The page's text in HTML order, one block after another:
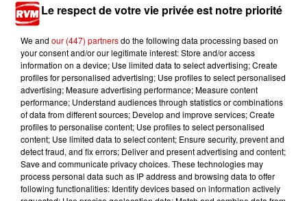
5 août 2026
Ardennes - 4 personnes transportées à l'hôpital
après une collision...
TITRES DIFFUSÉS
Le respect de votre vie privée est notre priorité
We and our (447) partnersdo the following data processing based on
your consent and/or our legitimate interest: Store and/or access
information on a device; Use limited data to select advertising; Create
profiles for personalised advertising; Use profiles to select personalised
advertising; Measure advertising performance; Measure content
performance; Understand audiences through statistics or combinations
of data from different sources; Develop and improve services; Create
profiles to personalise content; Use profiles to select personalised
content; Use limited data to select content; Ensure security, prevent and
detect fraud, and fix errors; Deliver and present advertising and content;
Save and communicate privacy choices. These technologies may
process personal data such as IP address and browsing data to offer
following functionalities: Identify devices based on information actively